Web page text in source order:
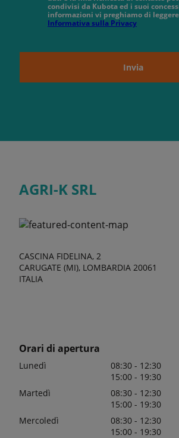
condivisi da Kubota ed i suoi
informazioni vi preghiamo di
Informativa sulla Privacy
Invia
AGRI-K SRL
CASCINA FIDELINA, 2
CARUGATE (MI), LOMBARDIA 20061
ITALIA
Orari di apertura
Lunedì
08:30 - 12:30
15:00 - 19:30
Martedì
08:30 - 12:30
15:00 - 19:30
Mercoledì
08:30 - 12:30
15:00 - 19:30